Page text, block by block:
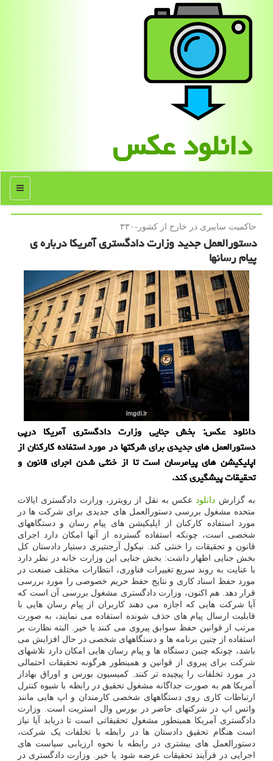
دانلود عكس
منو
حاكمیت سایبری در خارج از كشور-۳۳۰
دستورالعمل جدید وزارت دادگستری آمریکا درباره ی
پیام رسانها
دانلود عکس: بخش جنایی وزارت دادگستری آمریکا درپی
دستورالعمل های جدیدی برای شرکتها در مورد استفاده کارکنان از
اپلیکیشن های پیامرسان است تا از خنثی شدن اجرای قانون و
تحقیقات پیشگیری کند.
به گزارش دانلود عکس به نقل از رویترز، وزارت دادگستری ایالات
متحده مشغول بررسی دستورالعمل های جدیدی برای شرکت ها در
مورد استفاده کارکنان از اپلیکیشن های پیام رسان و دستگاههای
شخصی است، چونکه استفاده گسترده از آنها امکان دارد اجرای
قانون و تحقیقات را خنثی کند. نیکول آرجنتیری دستیار دادستان کل
بخش جنایی اظهار داشت: بخش جنایی این وزارت خانه در نظر دارد
با عنایت به روند سریع تغییرات فناوری، انتظارات مختلف صنعت در
مورد حفظ اسناد کاری و نتایج حفظ حریم خصوصی را مورد بررسی
قرار دهد. هم اکنون، وزارت دادگستری مشغول بررسی آن است که
آیا شرکت هایی که اجازه می دهند کاربران از پیام رسان هایی با
قابلیت ارسال پیام های حذف شونده استفاده می نمایند، به صورت
مرتب از قوانین حفظ سوابق پیروی می کنند یا خیر. البته نظارت بر
استفاده از چنین برنامه ها و دستگاههای شخصی در حال افزایش می
باشد، چونکه چنین دستگاه ها و پیام رسان هایی امکان دارد تلاشهای
شرکت برای پیروی از قوانین و همینطور هرگونه تحقیقات احتمالی
در مورد تخلفات را پیچیده تر کنند. کمیسیون بورس و اوراق بهادار
آمریکا هم به صورت جداگانه مشغول تحقیق در رابطه با شیوه کنترل
ارتباطات کاری روی دستگاههای شخصی کارمندان و اپ هایی مانند
واتس اپ در شرکتهای حاضر در بورس وال استریت است. وزارت
دادگستری آمریکا همینطور مشغول تحقیقاتی است تا دریابد آیا نیاز
است هنگام تحقیق دادستان ها در رابطه با تخلفات یک شرکت،
دستورالعمل های بیشتری در رابطه با نحوه ارزیابی سیاست های
اجرایی در فرآیند تحقیقات عرضه شود یا خیر. وزارت دادگستری در